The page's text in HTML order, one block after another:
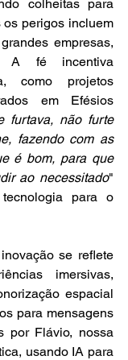
colheitas para
os perigos incluem
empresas,
A fé incentiva
como projetos
em Efésios
furtava, não furte
fazendo com as
é bom, para que
ao necessitado"
para o
se reflete
imersivas,
espacial
para mensagens
por Flávio, nossa
usando IA para